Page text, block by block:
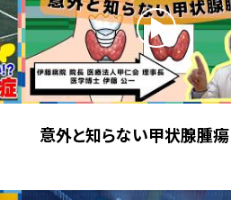
意外と知らない甲状腺腫瘍